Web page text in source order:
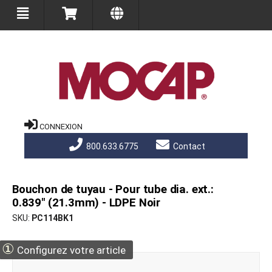
CONNEXION
800.633.6775 Contact
Bouchon de tuyau - Pour tube dia. ext.:
0.839" (21.3mm) - LDPE Noir
SKU PC114BK1
① Configurez votre article